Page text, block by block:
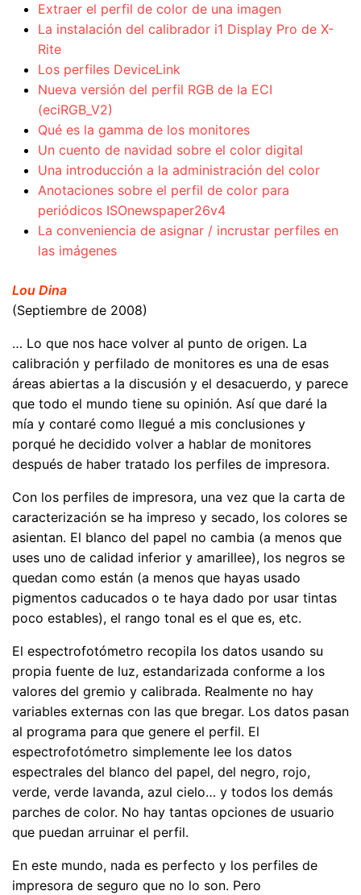
Extraer el perfil de color de una imagen
La instalación del calibrador i1 Display Pro de X-
Rite
Los perfiles DeviceLink
Nueva versión del perfil RGB de la ECI
(eciRGB_V2)
Qué es la gamma de los monitores
Un cuento de navidad sobre el color digital
Una introducción a la administración del color
Anotaciones sobre el perfil de color para
periódicos ISOnewspaper26v4
La conveniencia de asignar / incrustar perfiles en
las imágenes
Lou Dina
(Septiembre de 2008)
… Lo que nos hace volver al punto de origen. La
calibración y perfilado de monitores es una de esas
áreas abiertas a la discusión y el desacuerdo, y parece
que todo el mundo tiene su opinión. Así que daré la
mía y contaré como llegué a mis conclusiones y
porqué he decidido volver a hablar de monitores
después de haber tratado los perfiles de impresora.
Con los perfiles de impresora, una vez que la carta de
caracterización se ha impreso y secado, los colores se
asientan. El blanco del papel no cambia (a menos que
uses uno de calidad inferior y amarillee), los negros se
quedan como están (a menos que hayas usado
pigmentos caducados o te haya dado por usar tintas
poco estables), el rango tonal es el que es, etc.
El espectrofotómetro recopila los datos usando su
propia fuente de luz, estandarizada conforme a los
valores del gremio y calibrada. Realmente no hay
variables externas con las que bregar. Los datos pasan
al programa para que genere el perfil. El
espectrofotómetro simplemente lee los datos
espectrales del blanco del papel, del negro, rojo,
verde, verde lavanda, azul cielo… y todos los demás
parches de color. No hay tantas opciones de usuario
que puedan arruinar el perfil.
En este mundo, nada es perfecto y los perfiles de
impresora de seguro que no lo son. Pero